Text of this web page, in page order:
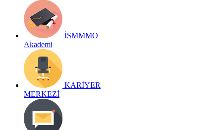
İSMMMO
Akademi
KARİYER
MERKEZİ